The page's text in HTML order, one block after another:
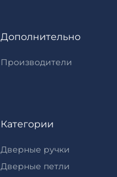
Дополнительно
Производители
Категории
Дверные ручки
Дверные петли